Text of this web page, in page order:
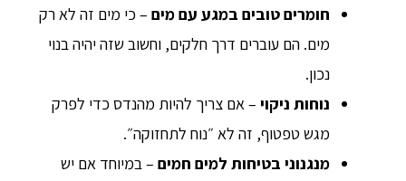
חומרים טובים במגע עם מים – כי מים זה לא רק
מים. הם עוברים דרך חלקים, וחשוב שזה יהיה בנוי
נכון.
נוחות ניקוי – אם צריך להיות מהנדס כדי לפרק
מגש טפטוף, זה לא ״נוח לתחזוקה״.
מנגנוני בטיחות למים חמים – במיוחד אם יש